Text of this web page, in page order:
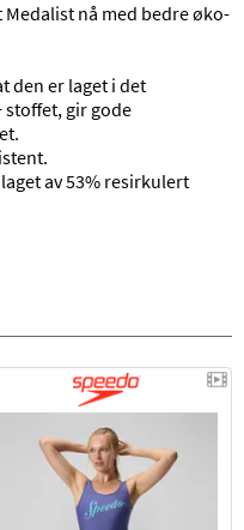
nå med bedre øko-
den er laget i det
stoffet, gir gode
av 53% resirkulert